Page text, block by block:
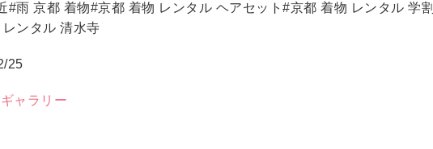
#雨 京都 着物#京都 着物 レンタル ヘアセット#京都 着物 レンタル 学割
ンタル 清水寺
25
ャラリー